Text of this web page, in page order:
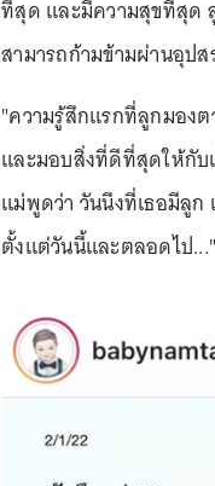
ที่สุด และมีความสุขที่สุด
สามารถก้ามข้ามผ่านอุป
"ความรู้สึกแรกที่ลูกมอง
และมอบสิ่งที่ดีที่สุดให้กับ
แม่พูดว่า วันนึงที่เธอมีลูก
ตั้งแต่วันนี้และตลอดไป..."